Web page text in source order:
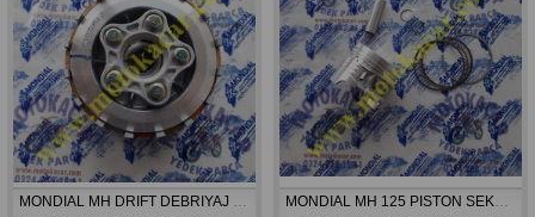
MONDIAL MH DRIFT DEBRIYAJ KOMPLE ORJINAL
MONDIAL MH 125 PISTON SEKMAN SETI ORJINAL